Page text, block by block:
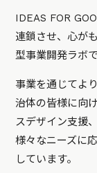
IDEAS FOR
連鎖させ、心が
型事業開発ラボで
事業を通じてよ
治体の皆様に向
スデザイン支援
様々なニーズに
しています。